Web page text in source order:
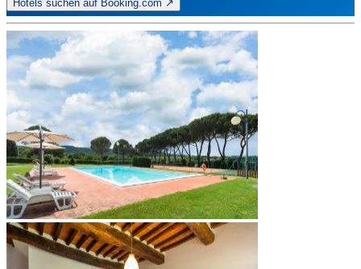
Hotels suchen auf Booking.com ↗